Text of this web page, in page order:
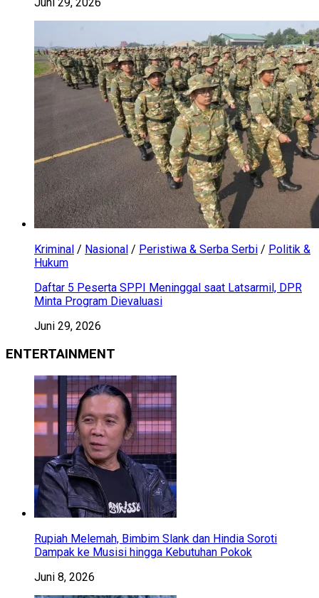
Kriminal / Nasional / Peristiwa & Serba Serbi / Politik &
Hukum
Daftar 5 Peserta SPPI Meninggal saat Latsarmil, DPR
Minta Program Dievaluasi
Juni 29, 2026
ENTERTAINMENT
Rupiah Melemah, Bimbim Slank dan Hindia Soroti
Dampak ke Musisi hingga Kebutuhan Pokok
Juni 8, 2026